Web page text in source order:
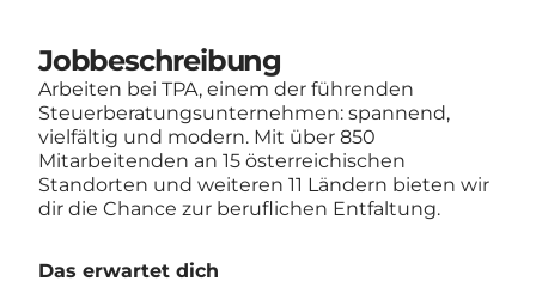
Jobbeschreibung
Arbeiten bei TPA, einem der führenden
Steuerberatungsunternehmen: spannend,
vielfältig und modern. Mit über 850
Mitarbeitenden an 15 österreichischen
Standorten und weiteren 11 Ländern bieten wir
dir die Chance zur beruflichen Entfaltung.
Das erwartet dich